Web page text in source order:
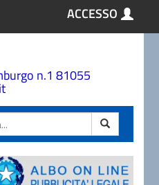
ACCESSO
n.1 81055